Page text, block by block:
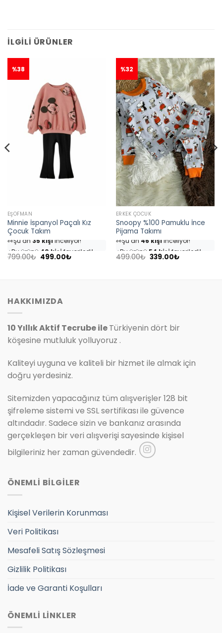
İLGILI ÜRÜNLER
%38
EŞOFMAN
Minnie İspanyol Paçalı Kız
Çocuk Takım
👀Şu an 35 kişi
Bu ürünü 40 kişifavoriledi!
🛒18 kişisepetine ekledi!
799.00₺ Orijinal
499.00₺Şu
%32
ERKEK ÇOCUK
Snoopy %100 Pamuklu İnce
Pijama Takımı
👀Şu an 46 kişi
Bu ürünü54 kişifavoriledi!
🛒25 kişisepetine ekledi!
499.00₺ Orijinal
339.00₺Şu
HAKKIMIZDA
10 Yıllık Aktif Tecrube ileTürkiyenin dört bir
köşesine mutluluk yolluyoruz .
Kaliteyi uyguna ve kaliteli bir hizmet ile almak için
doğru yerdesiniz.
Sitemizden yapacağınız tüm alışverişler 128 bit
şifreleme sistemi ve SSL sertifikası ile güvence
altındadır. Sadece sizin ve bankanız arasında
gerçekleşen bir veri alışverişi sayesinde kişisel
bilgileriniz her zaman güvendedir.
ÖNEMLİ BİLGİLER
Kişisel Verilerin Korunması
Veri Politikası
Mesafeli Satış Sözleşmesi
Gizlilik Politikası
İade ve Garanti Koşulları
ÖNEMLİ LİNKLER